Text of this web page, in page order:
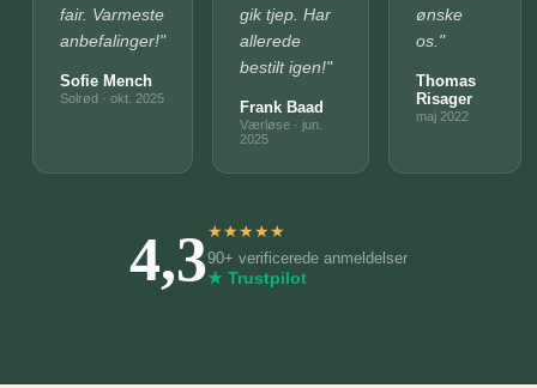
fair. Varmeste
anbefalinger!"
Sofie Mench
Solrød · okt. 2025
gik tjep. Har
allerede
bestilt igen!"
Frank Baad
Værløse · jun.
2025
ønske
os."
Thomas
Risager
maj 2022
4,3★★★★★
90+ verificerede anmeldelser
★ Trustpilot